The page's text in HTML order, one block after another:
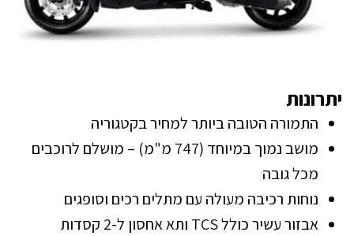
יתרונות
התמורה הטובה ביותר למחיר בקטגוריה
מושב נמוך במיוחד (747 מ"מ) – מושלם לרוכבים
מכל גובה
נוחות רכיבה מעולה עם מתלים רכים וסופגים
אבזור עשיר כולל TCS ותא אחסון ל-2 קסדות